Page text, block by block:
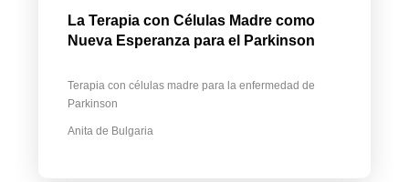
La Terapia con Células Madre como
Nueva Esperanza para el Parkinson
Terapia con células madre para la enfermedad de
Parkinson
Anita de Bulgaria